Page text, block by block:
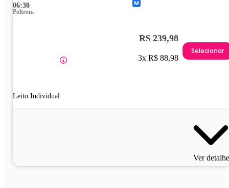
06:30
Poltrona
Leito Individual
R$ 239,98
3x R$ 88,98
Selecionar
Ver